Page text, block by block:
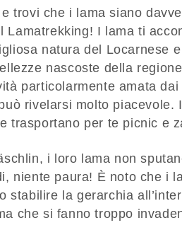
trovi che i lama siano
I lama ti
natura del Locarnese
nascoste della
particolarmente amata
rivelarsi molto piacevole.
trasportano per te picnic e
i loro lama non
niente paura! È noto che i
stabilire la gerarchia
che si fanno troppo